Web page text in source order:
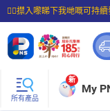
☝🏼㩒入嚟睇下我哋嘅可持續
⭐購物滿$399即享免費送
所有產品
新
My